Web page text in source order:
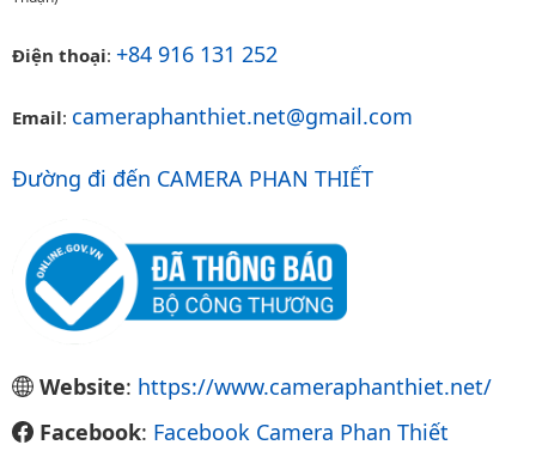
Điện thoại: +84 916 131 252
Email: cameraphanthiet.net@gmail.com
Đường đi đến CAMERA PHAN THIẾT
Website: https://www.cameraphanthiet.net/
Facebook: Facebook Camera Phan Thiết